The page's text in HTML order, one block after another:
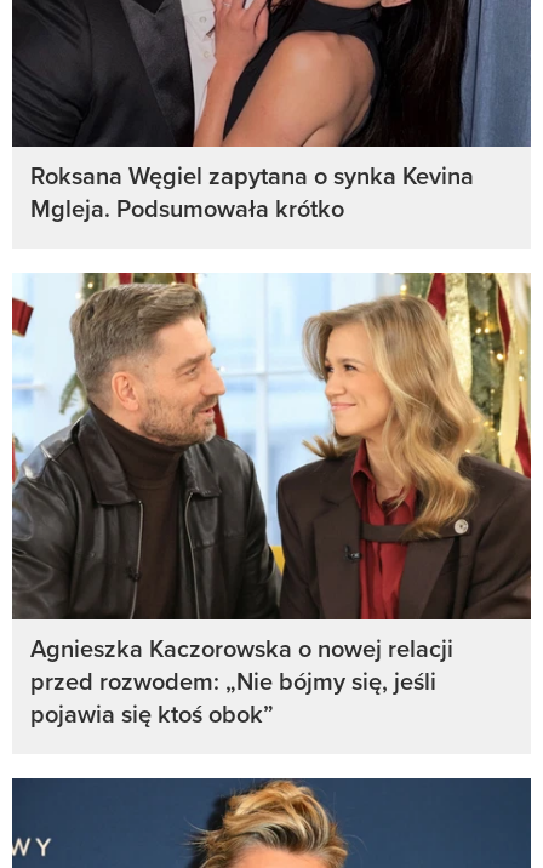
Roksana Węgiel zapytana o synka Kevina
Mgleja. Podsumowała krótko
Agnieszka Kaczorowska o nowej relacji
przed rozwodem: „Nie bójmy się, jeśli
pojawia się ktoś obok”